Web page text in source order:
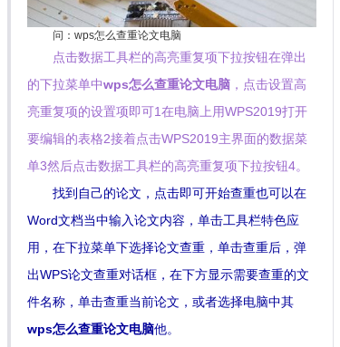
问：wps怎么查重论文电脑
点击数据工具栏的高亮重复项下拉按钮在弹出
的下拉菜单中wps怎么查重论文电脑，点击设置高
亮重复项的设置项即可1在电脑上用WPS2019打开
要编辑的表格2接着点击WPS2019主界面的数据菜
单3然后点击数据工具栏的高亮重复项下拉按钮4。
找到自己的论文，点击即可开始查重也可以在
Word文档当中输入论文内容，单击工具栏特色应
用，在下拉菜单下选择论文查重，单击查重后，弹
出WPS论文查重对话框，在下方显示需要查重的文
件名称，单击查重当前论文，或者选择电脑中其
wps怎么查重论文电脑他。